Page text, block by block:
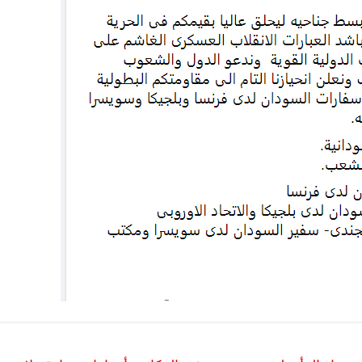
حسين عبدالهادي فارس مقاومة
الخصخصة الذي دافع عن المال العام
(بروفايل)
فقيه
وانحاز